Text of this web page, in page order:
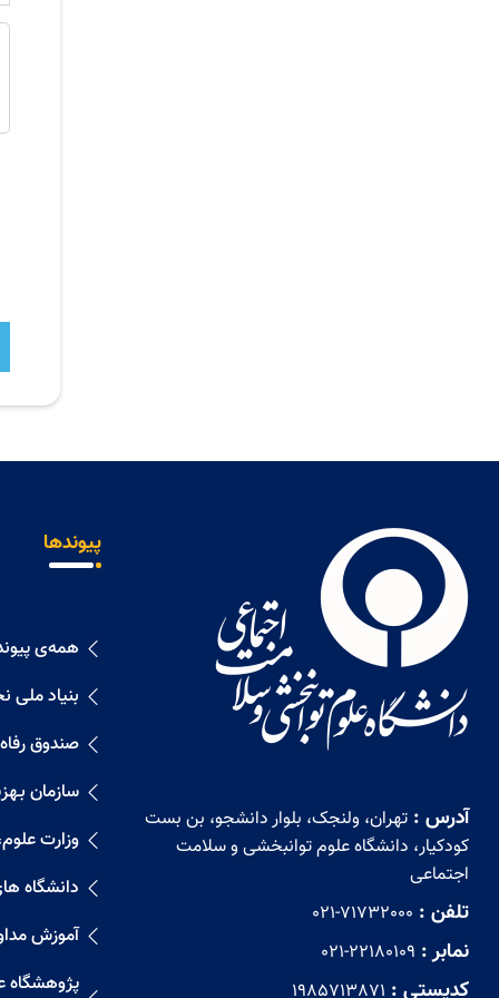
آدرس : تهران، ولنجک، بلوار دانشجو، بن بست
کودکیار، دانشگاه علوم توانبخشی و سلامت
اجتماعی
تلفن : 021-71732000
نمابر : 021-22180109
کدپستی : 1985713871
پیوندها
همه‌ی
بنیاد ملی
صندوق
سازمان
وزارت
دانشگاه
آموزش
پژوهشگاه